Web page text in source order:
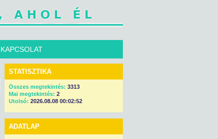
KAPCSOLAT
STATISZTIKA
Összes megtekintés: 3313
Mai megtekintés: 2
Utolsó: 2026.08.08 00:02:52
ADATLAP